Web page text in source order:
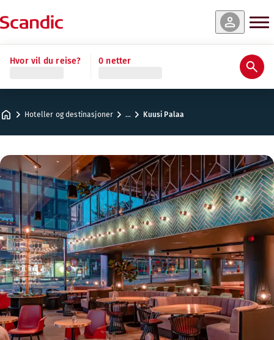
Hvor vil du reise? 0 netter
Hoteller og destinasjoner … Kuusi Palaa